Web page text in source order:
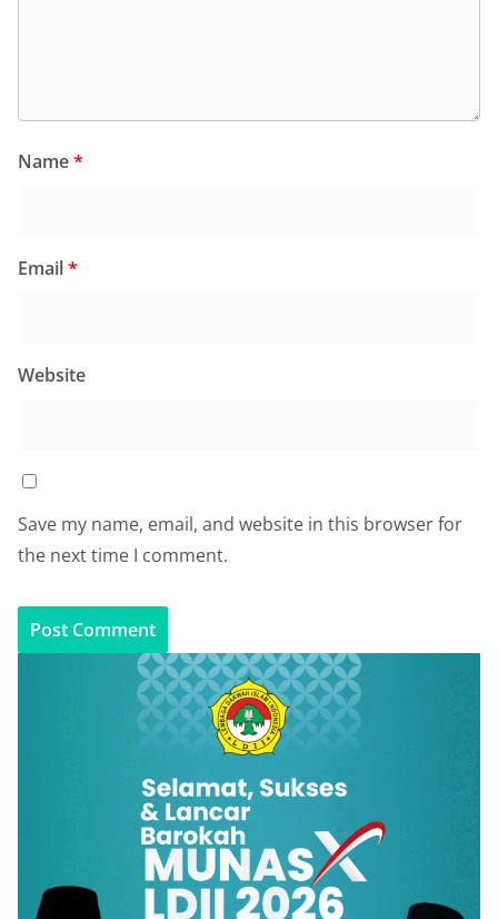
Name*
Email*
Website
Save my name, email, and website in this browser for
the next time I comment.